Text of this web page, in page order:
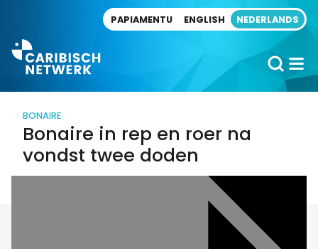
PAPIAMENTU ENGLISH NEDERLANDS
BONAIRE
Bonaire in rep en roer na
vondst twee doden